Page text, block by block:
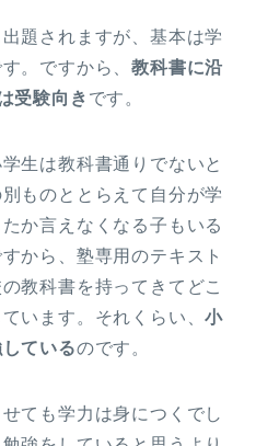
題されますが、基本は学
。ですから、教科書に沿
受験向き です。
生は教科書通りでないと
ものととらえて自分が学
か言えなくなる子もいる
から、塾専用のテキスト
教科書を持ってきてどこ
います。それくらい、小
ているのです。
ても学力は身につくでし